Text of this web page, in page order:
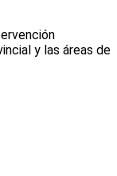
y las áreas de